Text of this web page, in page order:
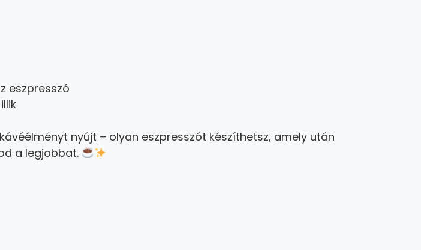
eszpresszó
nyújt – olyan eszpresszót készíthetsz, amely után
a legjobbat.